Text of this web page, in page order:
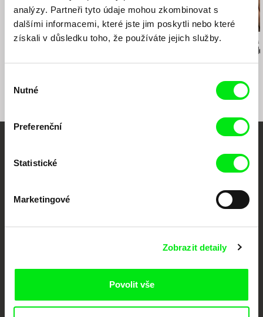
analýzy. Partneři tyto údaje mohou zkombinovat s
dalšími informacemi, které jste jim poskytli nebo které
získali v důsledku toho, že používáte jejich služby.
souhlasu
Nutné
Preferenční
Statistické
Marketingové
Zobrazit detaily
Povolit vše
Martin Pavol Repka Drahomíra Vihanová
studentů Petra a
Václav Kadrnka
Osmdesát
Portál DAFilms.cz je výsledkem tvůrčí spolupráce 7 klíčových evropských
podporovat kvalitní autorské filmy.